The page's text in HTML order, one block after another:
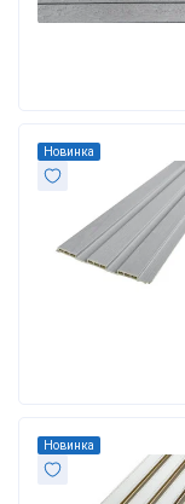
Новинка
Новинка